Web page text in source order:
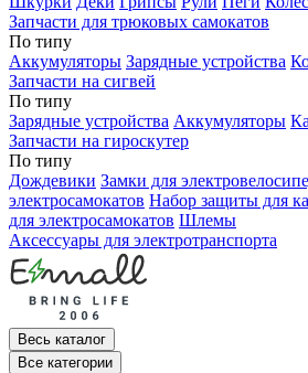
Запчасти для трюковых самокатов
По типу
Аккумуляторы Зарядные устройства
Запчасти на сигвей
По типу
Зарядные устройства Аккумуляторы
Запчасти на гироскутер
По типу
Дождевики Замки для
электросамокатов Набор защиты для
для электросамокатов Шлемы
Аксессуары для электротранспорта
Весь каталог
Все категории